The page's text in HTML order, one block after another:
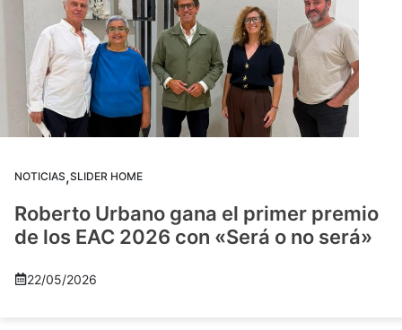
NOTICIAS,SLIDER HOME
Roberto Urbano gana el primer premio
de los EAC 2026 con «Será o no será»
22/05/2026